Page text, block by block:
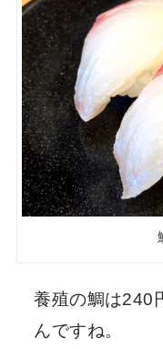
養殖の鯛は240
んですね。